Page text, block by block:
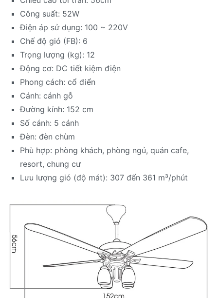
Công suất: 52W
Điện áp sử dụng: 100 ~ 220V
Chế độ gió (FB): 6
Trọng lượng (kg): 12
Động cơ: DC tiết kiệm điện
Phong cách: cổ điển
Cánh: cánh gỗ
Đường kính: 152 cm
Số cánh: 5 cánh
Đèn: đèn chùm
Phù hợp: phòng khách, phòng ngủ, quán cafe,
resort, chung cư
Lưu lượng gió (độ mát): 307 đến 361 m³/phút